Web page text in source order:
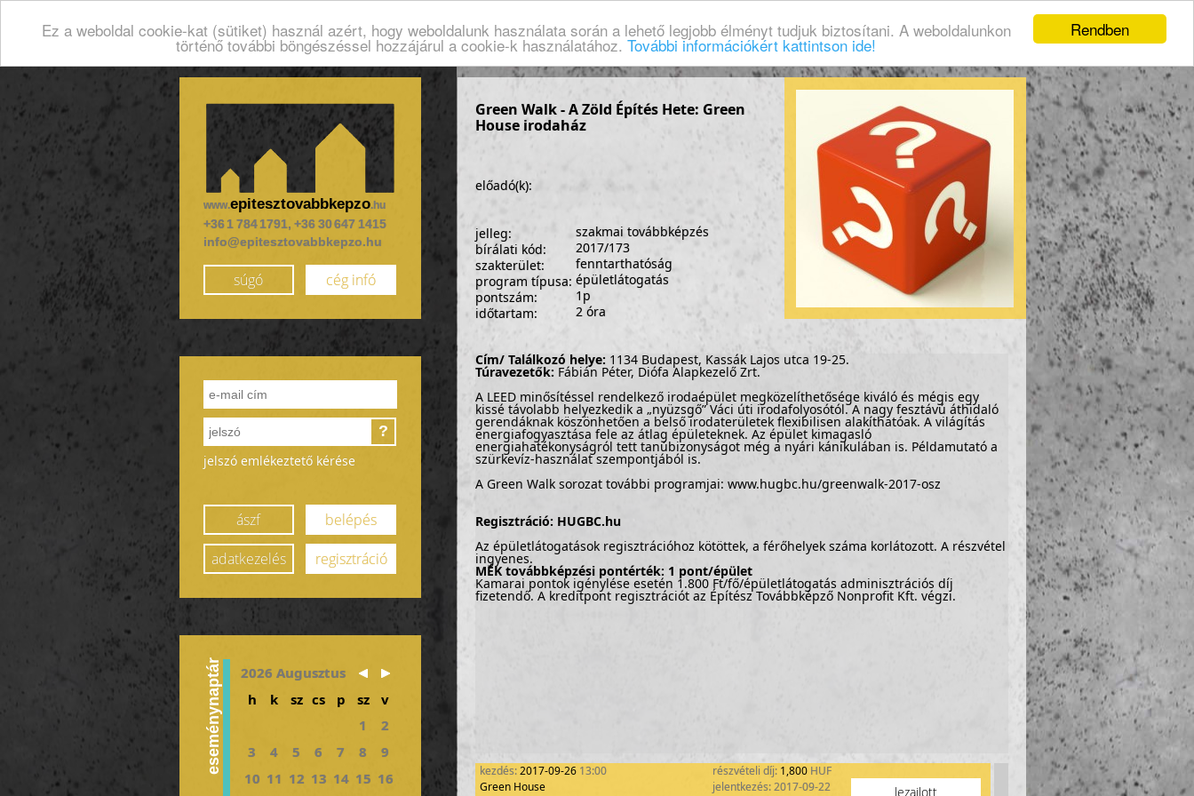
Rendben
Ez a weboldal cookie-kat (sütiket) használ azért, hogy weboldalunk használata során a lehető legjobb élményt tudjuk biztosítani. A weboldalunkon
történő további böngészéssel hozzájárul a cookie-k használatához. További információkért kattintson ide!
www.epitesztovabbkepzo.hu
+36 1 784 1791, +36 30 647 1415
info@epitesztovabbkepzo.hu
súgó cég infó
?
jelszó emlékeztető kérése
ászf
belépés
adatkezelés
regisztráció
eseménynaptár
2026 Augusztus
h
k sz cs p sz
v
1
2
3
4 5 6 7 8
9
10 11 12 13 14 15 16
Green Walk - A Zöld Építés Hete: Green
House irodaház
előadó(k):
jelleg:
szakmai továbbképzés
bírálati kód:
2017/173
szakterület:
fenntarthatóság
program típusa: épületlátogatás
pontszám:
1p
időtartam:
2 óra
Cím/ Találkozó helye: 1134 Budapest, Kassák Lajos utca 19-25.
Túravezetők: Fábián Péter, Diófa Alapkezelő Zrt.
A LEED minősítéssel rendelkező irodaépület megközelíthetősége kiváló és mégis egy
kissé távolabb helyezkedik a „nyüzsgő” Váci úti irodafolyosótól. A nagy fesztávú áthidaló
gerendáknak köszönhetően a belső irodaterületek flexibilisen alakíthatóak. A világítás
energiafogyasztása fele az átlag épületeknek. Az épület kimagasló
energiahatékonyságról tett tanúbizonyságot még a nyári kánikulában is. Példamutató a
szürkevíz-használat szempontjából is.
A Green Walk sorozat további programjai: www.hugbc.hu/greenwalk-2017-osz
Regisztráció: HUGBC.hu
Az épületlátogatások regisztrációhoz kötöttek, a férőhelyek száma korlátozott. A részvétel
ingyenes.
MÉK továbbképzési pontérték: 1 pont/épület
Kamarai pontok igénylése esetén 1.800 Ft/fő/épületlátogatás adminisztrációs díj
fizetendő. A kreditpont regisztrációt az Építész Továbbképző Nonprofit Kft. végzi.
kezdés:2017-09-26 13:00 részvételi díj:1,800 HUF
lezajlott
Green House
jelentkezés: 2017-09-22